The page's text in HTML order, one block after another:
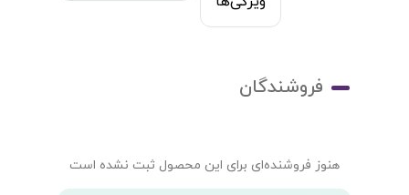
فروشندگان
هنوز فروشنده‌ای برای این محصول ثبت نشده است